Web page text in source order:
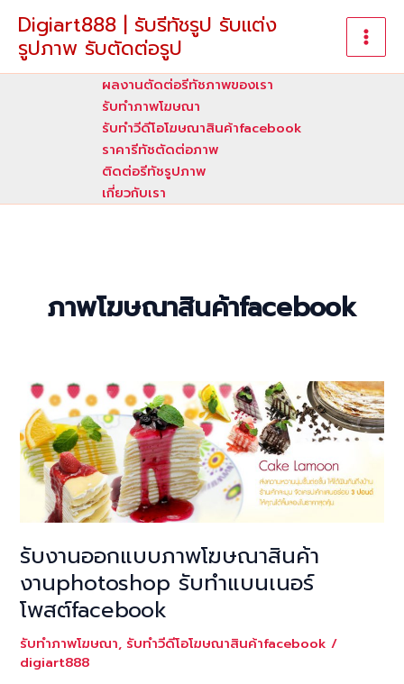
content
Digiart888 | รับรีทัชรูป รับแต่ง
รูปภาพ รับตัดต่อรูป
ผลงานตัดต่อรีทัชภาพของเรา
รับทําภาพโฆษณา
รับทำวีดีโอโฆษณาสินค้าfacebook
ราคารีทัชตัดต่อภาพ
ติดต่อรีทัชรูปภาพ
เกี่ยวกับเรา
ภาพโฆษณาสินค้าfacebook
รับงานออกแบบภาพโฆษณาสินค้า
งานphotoshop รับทำแบนเนอร์
โพสต์facebook
รับทำภาพโฆษณา, รับทำวีดีโอโฆษณาสินค้าfacebook /
digiart888